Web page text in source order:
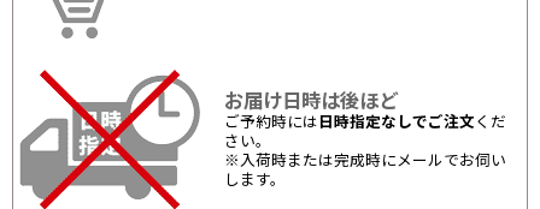
お届け日時は後ほど
ご予約時には 日時指定なしでご注文 くだ
さい。
※入荷時または完成時にメールでお伺い
します。